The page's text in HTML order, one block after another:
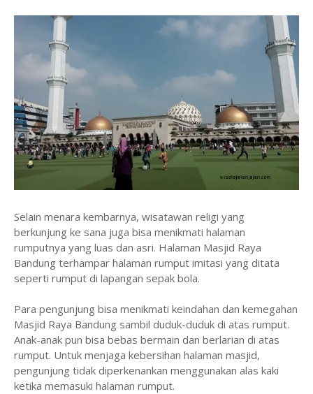
Selain menara kembarnya, wisatawan religi yang
berkunjung ke sana juga bisa menikmati halaman
rumputnya yang luas dan asri. Halaman Masjid Raya
Bandung terhampar halaman rumput imitasi yang ditata
seperti rumput di lapangan sepak bola.
Para pengunjung bisa menikmati keindahan dan kemegahan
Masjid Raya Bandung sambil duduk-duduk di atas rumput.
Anak-anak pun bisa bebas bermain dan berlarian di atas
rumput. Untuk menjaga kebersihan halaman masjid,
pengunjung tidak diperkenankan menggunakan alas kaki
ketika memasuki halaman rumput.